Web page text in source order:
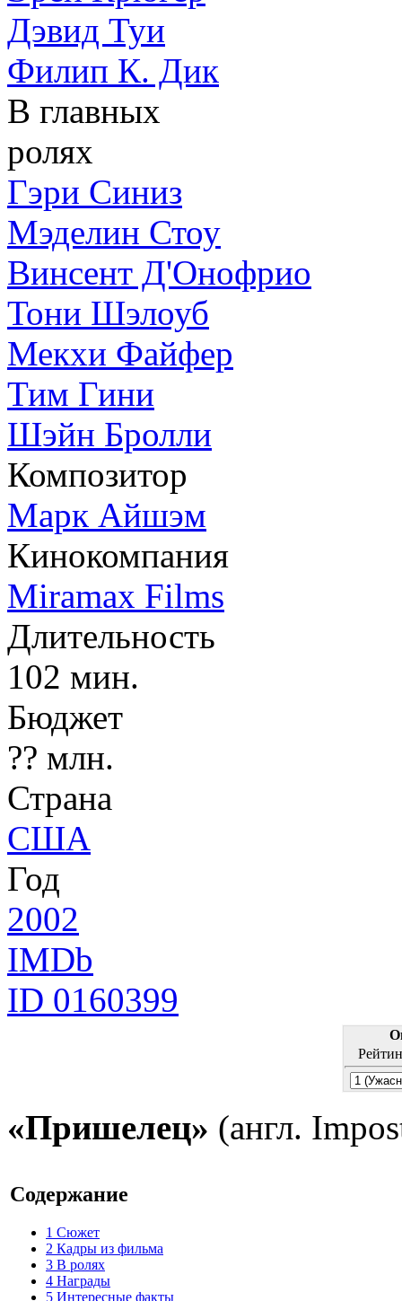
Дэвид Туи
Филип К. Дик
В главных
ролях
Гэри Синиз
Мэделин Стоу
Винсент Д'Онофрио
Тони Шэлоуб
Мекхи Файфер
Тим Гини
Шэйн Бролли
Композитор
Марк Айшэм
Кинокомпания
Miramax Films
Длительность
102 мин.
Бюджет
?? млн.
Страна
США
Год
2002
IMDb
ID 0160399
«Пришелец» (англ.
Содержание
1 Сюжет
2 Кадры из фильма
3 В ролях
4 Награды
5 Интересные факты